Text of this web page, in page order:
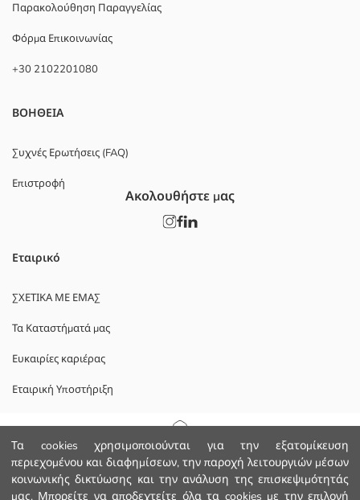
Τα cookies χρησιμοποιούνται για την εξατομίκευση
περιεχομένου και διαφημίσεων, την παροχή λειτουργιών μέσων
κοινωνικής δικτύωσης και την ανάλυση της επισκεψιμότητάς
μας. Μπορείτε να αποδεχτείτε όλα τα cookies με την επιλογή
Αρχική Σελίδα
Κατηγορίες
Παρακολούθηση Παραγγελίας
Φόρμα Επικοινωνίας
+30 2102201080
ΒΟΗΘΕΙΑ
Συχνές Ερωτήσεις (FAQ)
Επιστροφή
Εταιρικό
ΣΧΕΤΙΚΑ ΜΕ ΕΜΑΣ
Τα Καταστήματά μας
Ευκαιρίες καριέρας
Εταιρική Υποστήριξη
Πολιτική Απορρήτου και Ασφάλειας Δεδομένων
Ακολουθήστε μας